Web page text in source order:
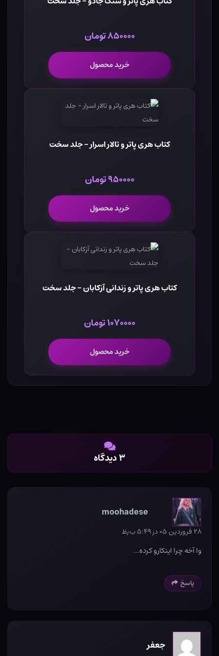
۸۵۰۰۰۰ تومان
خرید محصول
کتاب هری پاتر و تالار اسرار - جلد سخت
۹۵۰۰۰۰ تومان
خرید محصول
کتاب هری پاتر و زندانی آزکابان - جلد سخت
۱۰۷۰۰۰۰ تومان
خرید محصول
۳ دیدگاه
moohadese
۲۸ فروردین ۰۵ در ۵:۴۹ ب٫ظ
وا آخه چرا اینکارو کرده…
پاسخ
جعفر